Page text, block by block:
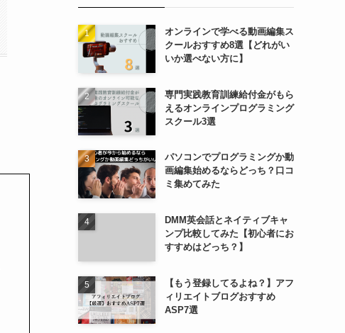
オンラインで学べる動画編集ス
クールおすすめ8選【どれがい
いか選べない方に】
専門実践教育訓練給付金がもら
えるオンラインプログラミング
スクール3選
パソコンでプログラミングか動
画編集始めるならどっち？口コ
ミ集めてみた
DMM英会話とネイティブキャ
ンプ比較してみた【初心者にお
すすめはどっち？】
【もう登録してるよね？】アフ
ィリエイトブログおすすめ
ASP7選